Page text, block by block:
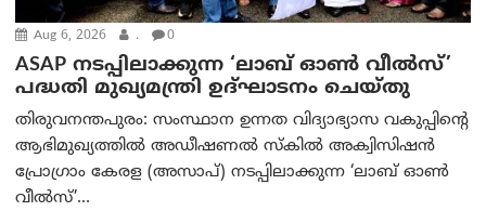
Aug 6, 2026 . 0
ASAP നടപ്പിലാക്കുന്ന ‘ലാബ് ഓൺ വീൽസ്’
പദ്ധതി മുഖ്യമന്ത്രി ഉദ്ഘാടനം ചെയ്തു
തിരുവനന്തപുരം: സംസ്ഥാന ഉന്നത വിദ്യാഭ്യാസ വകുപ്പിന്റെ
ആഭിമുഖ്യത്തിൽ അഡീഷണൽ സ്കിൽ അക്വിസിഷൻ
പ്രോഗ്രാം കേരള (അസാപ്) നടപ്പിലാക്കുന്ന ‘ലാബ് ഓൺ
വീൽസ്’...